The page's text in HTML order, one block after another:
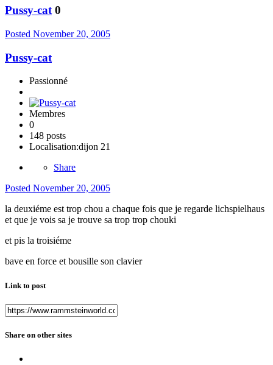
Pussy-cat 0
Posted November 20, 2005
Pussy-cat
Passionné
Membres
0
148 posts
Localisation:dijon 21
Share
Posted November 20, 2005
la deuxiéme est trop chou a chaque fois que je regarde lichspielhaus
et que je vois sa je trouve sa trop trop chouki
et pis la troisiéme
bave en force et bousille son clavier
Link to post
Share on other sites